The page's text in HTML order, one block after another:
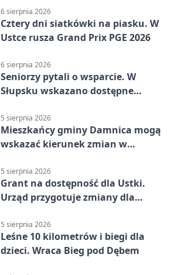
6 sierpnia 2026
Cztery dni siatkówki na piasku. W
Ustce rusza Grand Prix PGE 2026
6 sierpnia 2026
Seniorzy pytali o wsparcie. W
Słupsku wskazano dostępne
5 sierpnia 2026
Mieszkańcy gminy Damnica mogą
wskazać kierunek zmian w
5 sierpnia 2026
Grant na dostępność dla Ustki.
Urząd przygotuje zmiany dla
5 sierpnia 2026
Leśne 10 kilometrów i biegi dla
dzieci. Wraca Bieg pod Dębem